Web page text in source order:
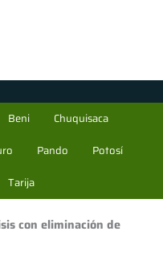
Beni
Chuquisaca
Pando
Potosí
Tarija
con eliminación de